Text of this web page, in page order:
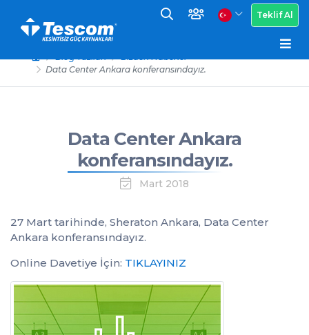
Teklif Al
Blog Yazıları
Bizden Haberler
Data Center Ankara konferansındayız.
Data Center Ankara
konferansındayız.
Mart 2018
27 Mart tarihinde, Sheraton Ankara, Data Center
Ankara konferansındayız.
Online Davetiye İçin: TIKLAYINIZ